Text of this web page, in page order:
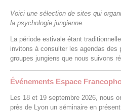
Voici une sélection de sites qui
la psychologie jungienne.
La période estivale étant
invitons à consulter les agendas des
groupes jungiens que nous suivons
Événements Espace
Les 18 et 19 septembre 2026, nous
près de Lyon un séminaire en